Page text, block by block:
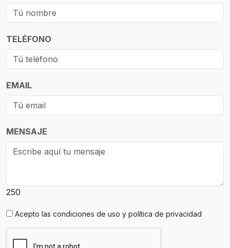
TELÉFONO
EMAIL
MENSAJE
250
Acepto las condiciones de uso y política de privacidad